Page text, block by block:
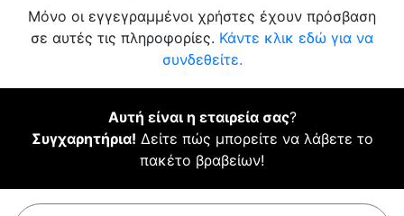
Μόνο οι εγγεγραμμένοι χρήστες έχουν πρόσβαση
σε αυτές τις πληροφορίες. Κάντε κλικ εδώ για να
συνδεθείτε.
Αυτή είναι η εταιρεία σας?
Συγχαρητήρια! Δείτε πώς μπορείτε να λάβετε το
πακέτο βραβείων!